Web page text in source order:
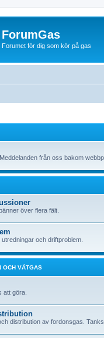
ForumGas
Forumet för dig som kör på gas
från oss bakom
över flera fält.
och driftproblem.
OCH VÄTGAS
att göra.
distribution av fordonsgas.